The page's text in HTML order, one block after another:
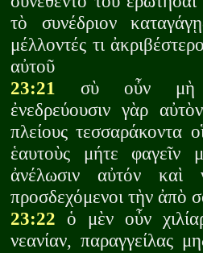
τὸ συνέδριον
μέλλοντές τι
αὐτοῦ
23:21 σὺ οὖν μὴ
ἐνεδρεύουσιν γὰρ
πλείους τεσσαράκοντα
ἑαυτοὺς μήτε φαγεῖν
ἀνέλωσιν αὐτόν καὶ
προσδεχόμενοι τὴν ἀπὸ
23:22 ὁ μὲν οὖν
νεανίαν, παραγγείλας